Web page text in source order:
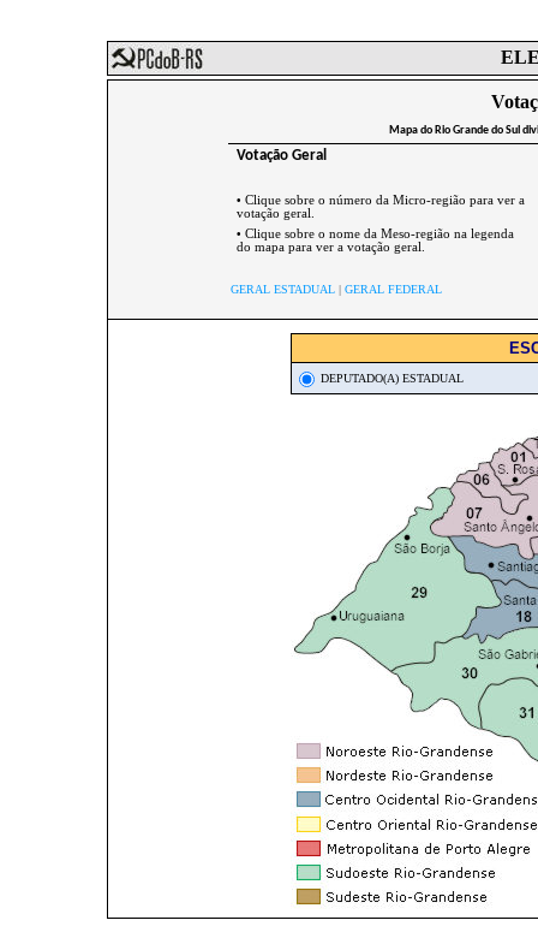
Mapa do Rio Grande do Sul
Votação Geral
• Clique sobre o número da Micro-região para ver a
votação geral.
• Clique sobre o nome da Meso-região na legenda
do mapa para ver a votação geral.
GERAL ESTADUAL | GERAL FEDERAL
DEPUTADO(A) ESTADUAL